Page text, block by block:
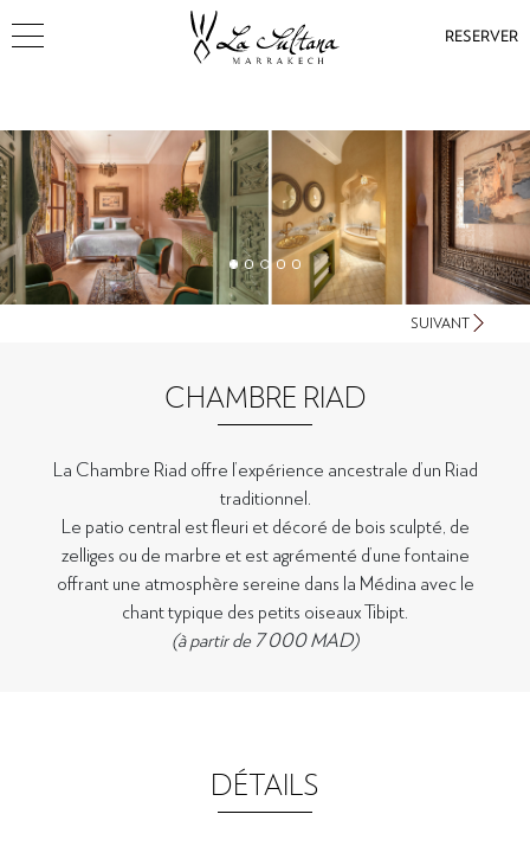
RESERVER
CHAMBRE RIAD
La Chambre Riad offre l’expérience ancestrale d’un Riad
traditionnel.
Le patio central est fleuri et décoré de bois sculpté, de
zelliges ou de marbre et est agrémenté d’une fontaine
offrant une atmosphère sereine dans la Médina avec le
chant typique des petits oiseaux Tibipt.
(à partir de 7 000 MAD)
SUIVANT
DÉTAILS